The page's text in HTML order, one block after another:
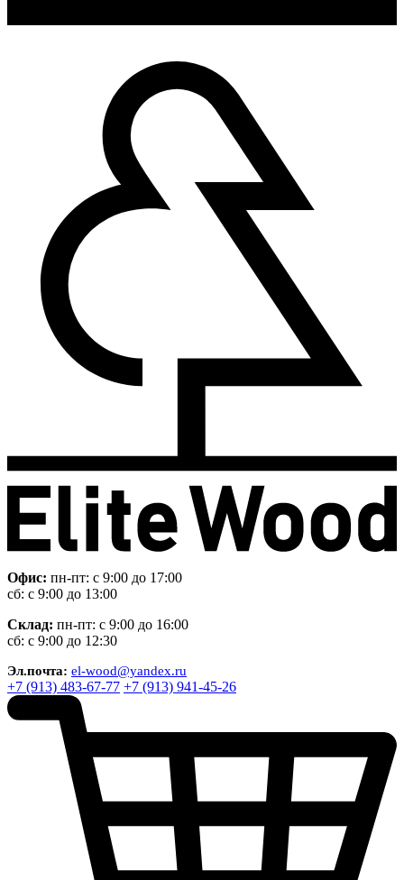
Офис: пн-пт: с 9:00 до 17:00
сб: с 9:00 до 13:00
Склад: пн-пт: с 9:00 до 16:00
сб: с 9:00 до 12:30
Эл.почта: el-wood@yandex.ru
+7 (913) 483-67-77 +7 (913) 941-45-26